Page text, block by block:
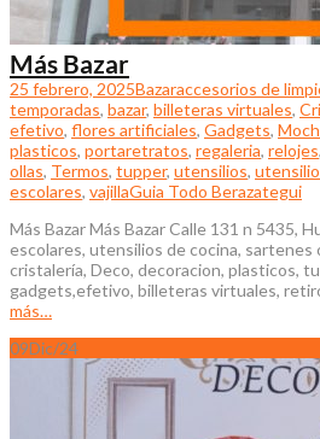
Más Bazar
25 febrero, 2025Bazaraccesorios de
temporadas, bazar, billeteras virtuales,
efetivo, flores artificiales, Gadgets,
plasticos, portaretratos, regaleria, relojes,
ollas, Termos, tupper, utensilios,
escolares, vajillaGuia Todo Berazategui
Más Bazar Más Bazar Calle 131 n 5435,
escolares, utensilios de cocina, sartenes
cristalería, Deco, decoracion, plasticos,
gadgets,efetivo, billeteras virtuales,
más…
09Dic/24